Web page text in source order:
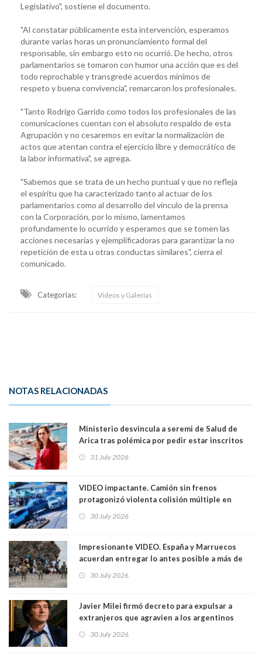
Legislativo", sostiene el documento.
"Al constatar públicamente esta intervención, esperamos
durante varias horas un pronunciamiento formal del
responsable, sin embargo esto no ocurrió. De hecho, otros
parlamentarios se tomaron con humor una acción que es del
todo reprochable y transgrede acuerdos mínimos de
respeto y buena convivencia", remarcaron los profesionales.
"Tanto Rodrigo Garrido como todos los profesionales de las
comunicaciones cuentan con el absoluto respaldo de esta
Agrupación y no cesaremos en evitar la normalización de
actos que atentan contra el ejercicio libre y democrático de
la labor informativa", se agrega.
"Sabemos que se trata de un hecho puntual y que no refleja
el espíritu que ha caracterizado tanto al actuar de los
parlamentarios como al desarrollo del vínculo de la prensa
con la Corporación, por lo mismo, lamentamos
profundamente lo ocurrido y esperamos que se tomen las
acciones necesarias y ejemplificadoras para garantizar la no
repetición de esta u otras conductas similares", cierra el
comunicado.
Categorias: Videos y Galerías
NOTAS RELACIONADAS
Ministerio desvincula a seremi de Salud de
Arica tras polémica por pedir estar inscritos
Ya son 29 seremis despedidos desde el 11 de
31 July 2026
VIDEO impactante. Camión sin frenos
protagonizó violenta colisión múltiple en
30 July 2026
Impresionante VIDEO. España y Marruecos
acuerdan entregar lo antes posible a más de
avalancha y de manera irregular a territorio
30 July 2026
Javier Milei firmó decreto para expulsar a
extranjeros que agravien a los argentinos
30 July 2026